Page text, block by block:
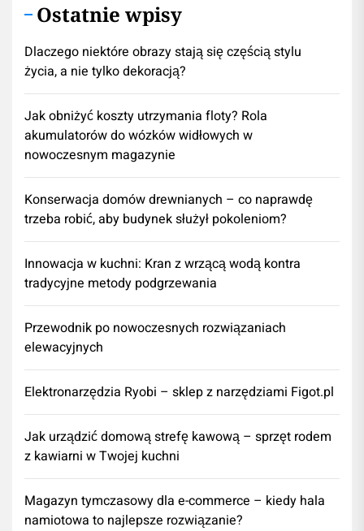
Ostatnie wpisy
Dlaczego niektóre obrazy stają się częścią stylu
życia, a nie tylko dekoracją?
Jak obniżyć koszty utrzymania floty? Rola
akumulatorów do wózków widłowych w
nowoczesnym magazynie
Konserwacja domów drewnianych – co naprawdę
trzeba robić, aby budynek służył pokoleniom?
Innowacja w kuchni: Kran z wrzącą wodą kontra
tradycyjne metody podgrzewania
Przewodnik po nowoczesnych rozwiązaniach
elewacyjnych
Elektronarzędzia Ryobi – sklep z narzędziami Figot.pl
​Jak urządzić domową strefę kawową – sprzęt rodem
z kawiarni w Twojej kuchni
Magazyn tymczasowy dla e-commerce – kiedy hala
namiotowa to najlepsze rozwiązanie?